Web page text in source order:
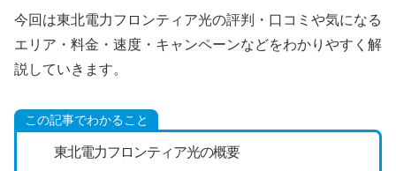
今回は東北電力フロンティア光の評判・口コミや気になる
エリア・料金・速度・キャンペーンなどをわかりやすく解
説していきます。
この記事でわかること
東北電力フロンティア光の概要